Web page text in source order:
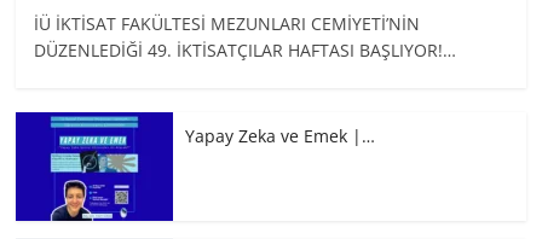
İÜ İKTİSAT FAKÜLTESİ MEZUNLARI CEMİYETİ’NİN
DÜZENLEDİĞİ 49. İKTİSATÇILAR HAFTASI BAŞLIYOR!…
Yapay Zeka ve Emek |…